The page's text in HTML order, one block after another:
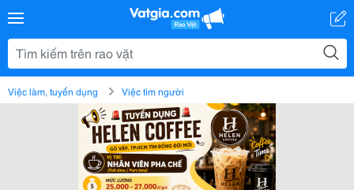
Việc làm, tuyển dụng Việc tìm người